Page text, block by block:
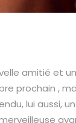
amitié et
prochain ,
lui aussi,